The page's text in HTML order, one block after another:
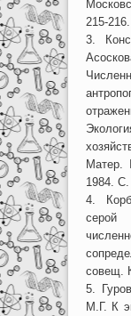
215-216.
3.
Матер.
1984. С.
4.
совещ.
5.
М.Г. К